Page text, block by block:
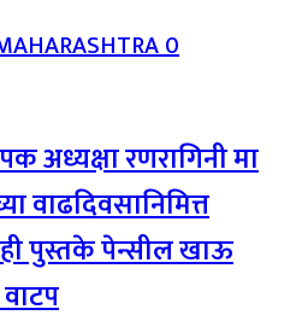
0
अध्यक्षा रणरागिनी मा
वाढदिवसानिमित्त
पुस्तके पेन्सील खाऊ